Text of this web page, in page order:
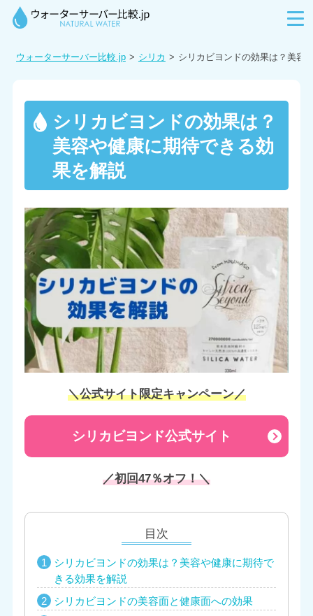
ウォーターサーバー比較.jp シリカ シリカビヨンドの効果は？美容
シリカビヨンドの効果は？
美容や健康に期待できる効
果を解説
＼公式サイト限定キャンペーン／
シリカビヨンド公式サイト
／初回47％オフ！＼
目次
シリカビヨンドの効果は？美容や健康に期待で
きる効果を解説
シリカビヨンドの美容面と健康面への効果